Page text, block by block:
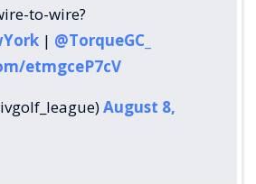
to-wire?
| @TorqueGC_
etmgceP7cV
August 8,